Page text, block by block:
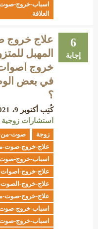
اسباب-خروج-صوت-
العلاقة
6
إجابة
علاج
المهبل
خروج
في بعض
؟
كُتِب أكتوبر 9، 2021
استشارات زوجية
زوجة
صوت-من-
علاج-خروج-صوت-
اسباب-خروج-
علاج-خروج-
علاج-خروج-
علاج-خروج-صوت-
اسباب-خروج-
اسباب-خروج-